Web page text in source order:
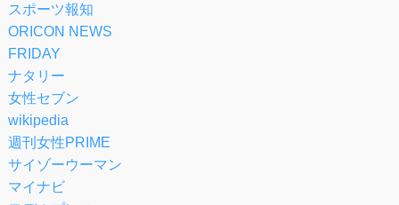
スポーツ報知
ORICON NEWS
FRIDAY
ナタリー
女性セブン
wikipedia
週刊女性PRIME
サイゾーウーマン
マイナビ